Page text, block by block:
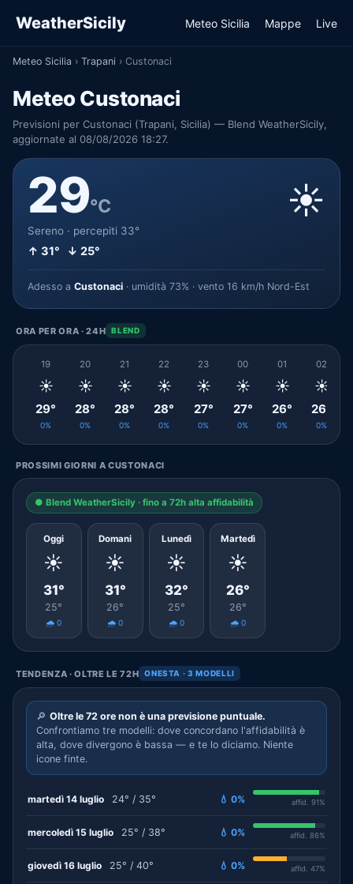
WeatherSicily Meteo Sicilia Mappe Live
Meteo Sicilia › Trapani › Custonaci
Meteo Custonaci
Previsioni per Custonaci (Trapani, Sicilia) — Blend WeatherSicily,
aggiornate al 08/08/2026 18:27.
29°C
Sereno · percepiti 33°
↑ 31° ↓ 25°
☀️
Adesso a Custonaci · umidità 73% · vento 16 km/h Nord-Est
ORA PER ORA · 24H BLEND
19
☀️
29°
0%
20
☀️
28°
0%
21
☀️
28°
0%
22
☀️
28°
0%
23
☀️
27°
0%
00
☀️
27°
0%
01
☀️
26°
0%
02
☀️
26°
0%
PROSSIMI GIORNI A CUSTONACI
● Blend WeatherSicily · fino a 72h alta affidabilità
Oggi
☀️
31°
25°
🌧️ 0
Domani
☀️
31°
26°
🌧️ 0
Lunedì
☀️
32°
25°
🌧️ 0
Martedì
☀️
26°
26°
🌧️ 0
TENDENZA · OLTRE LE 72H ONESTA · 3 MODELLI
🔎 Oltre le 72 ore non è una previsione puntuale.
Confrontiamo tre modelli: dove concordano l'affidabilità è
alta, dove divergono è bassa — e te lo diciamo. Niente
icone finte.
martedì 14 luglio 24° / 35° 💧 0% affid. 91%
mercoledì 15 luglio 25° / 38° 💧 0% affid. 86%
giovedì 16 luglio 25° / 40° 💧 0% affid. 47%